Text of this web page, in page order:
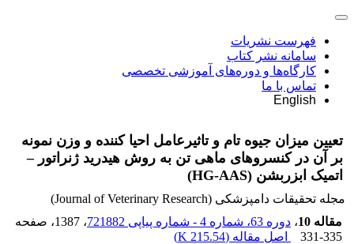
فهرست نشریات
سامانه نشر کتاب
کارگاه‌ها و دوره‌های آموزشی تخصصی
تماس با ما
English
تعیین میزان جیوه تام و تاثیرعامل احیا کننده و وزن نمونه
بر آن در کنسروهای ماهی تن به روش هیدرید ژنراتور –
اتمیک ابزربشن (HG-AAS)
مجله تحقیقات دامپزشکی (Journal of Veterinary Research)
مقاله 10
، دوره 63، شماره 4 - شماره پیاپی 721882 ، 1387
، صفحه
331-335
اصل مقاله (215.54 K
)